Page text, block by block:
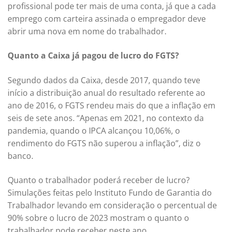
profissional pode ter mais de uma conta, já que a cada
emprego com carteira assinada o empregador deve
abrir uma nova em nome do trabalhador.
Quanto a Caixa já pagou de lucro do FGTS?
Segundo dados da Caixa, desde 2017, quando teve
início a distribuição anual do resultado referente ao
ano de 2016, o FGTS rendeu mais do que a inflação em
seis de sete anos. “Apenas em 2021, no contexto da
pandemia, quando o IPCA alcançou 10,06%, o
rendimento do FGTS não superou a inflação”, diz o
banco.
Quanto o trabalhador poderá receber de lucro?
Simulações feitas pelo Instituto Fundo de Garantia do
Trabalhador levando em consideração o percentual de
90% sobre o lucro de 2023 mostram o quanto o